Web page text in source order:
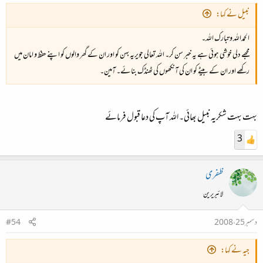
نبیل نے کہا:
الحمداللہ و تبارک اللہ۔
مجھے دلی خوشی ہوئی ہے یہ خبر سن کر۔ اللہ تعالی جویریہ بہن کو اور ان کے گھر والوں کو اپنے حفظ و امان میں
رکھے اور ان کے بیٹے کو ان کی آنکھوں کی ٹھنڈک بنائے۔ آمین۔
بہت بہت شکریہ نبیل بھائی۔ اللہ آپ کی دعا قبول فرمائے
3
ظفری
لائبریرین
دسمبر 25، 2008
#54
جیہ نے کہا: